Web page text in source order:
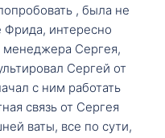
, была не
интересно
менеджера Сергея,
Сергей от
с ним работать
связь от Сергея
ваты, все по сути,